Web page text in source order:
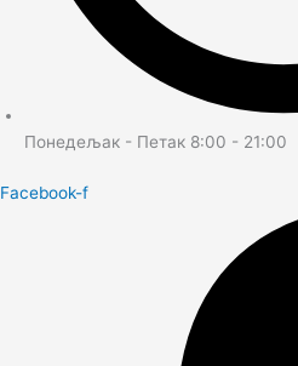
Понедељак - Петак 8:00 - 21:00
Facebook-f